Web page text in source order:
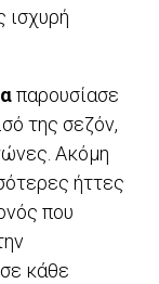
ισχυρή
παρουσίασε
της σεζόν,
Ακόμη
ήττες
που
κάθε